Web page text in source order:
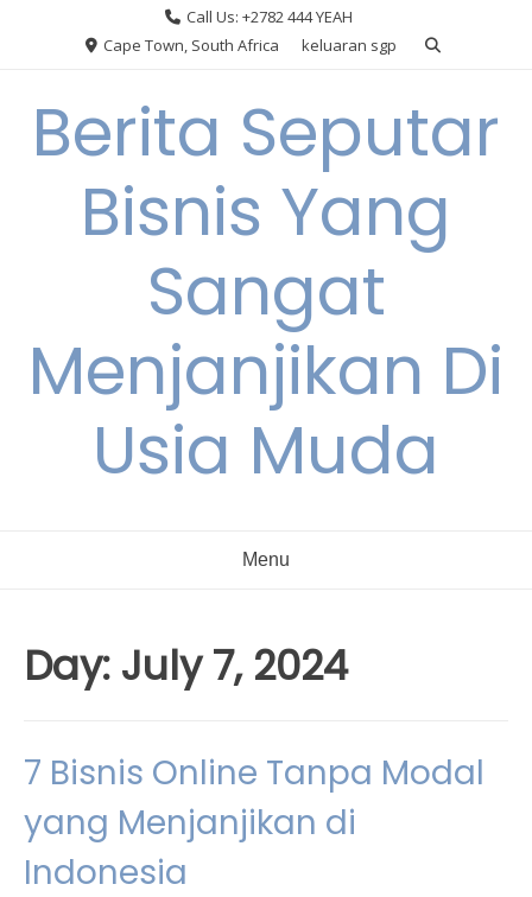
Call Us: +2782 444 YEAH
Cape Town, South Africa
keluaran sgp
Berita Seputar
Bisnis Yang
Sangat
Menjanjikan Di
Usia Muda
Menu
Day: July 7, 2024
7 Bisnis Online Tanpa Modal
yang Menjanjikan di
Indonesia